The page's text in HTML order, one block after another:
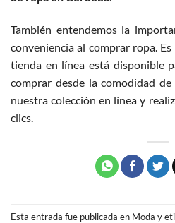
También entendemos la
conveniencia al comprar ropa.
tienda en línea está disponible
comprar desde la comodidad
nuestra colección en línea y
clics.
Esta entrada fue publicada en Moda y